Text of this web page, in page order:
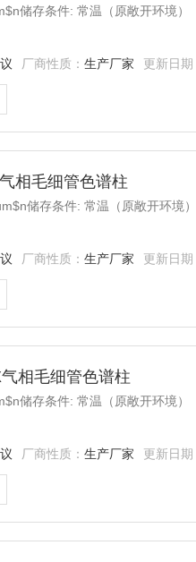
储存条件: 常温（原敞开环境）
厂商性质： 生产厂家 更新日期
相毛细管色谱柱
储存条件: 常温（原敞开环境）
厂商性质： 生产厂家 更新日期
相毛细管色谱柱
储存条件: 常温（原敞开环境）
厂商性质： 生产厂家 更新日期